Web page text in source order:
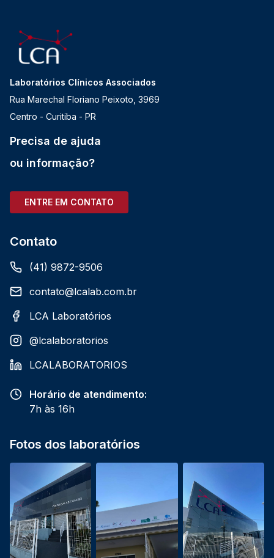
Laboratórios Clínicos Associados
Rua Marechal Floriano Peixoto, 3969
Centro - Curitiba - PR
Precisa de ajuda
ou informação?
ENTRE EM CONTATO
Contato
(41) 9872-9506
contato@lcalab.com.br
LCA Laboratórios
@lcalaboratorios
LCALABORATORIOS
Horário de atendimento:
7h às 16h
Fotos dos laboratórios